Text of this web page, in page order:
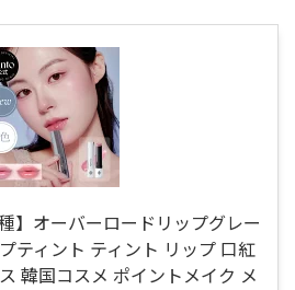
】オーバーロードリップグレー
ティント ティント リップ 口紅
韓国コスメ ポイントメイク メ